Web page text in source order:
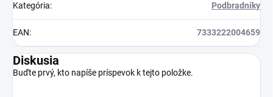
Kategória: Podbradníky
EAN: 7333222004659
Diskusia
Buďte prvý, kto napíše príspevok k tejto položke.